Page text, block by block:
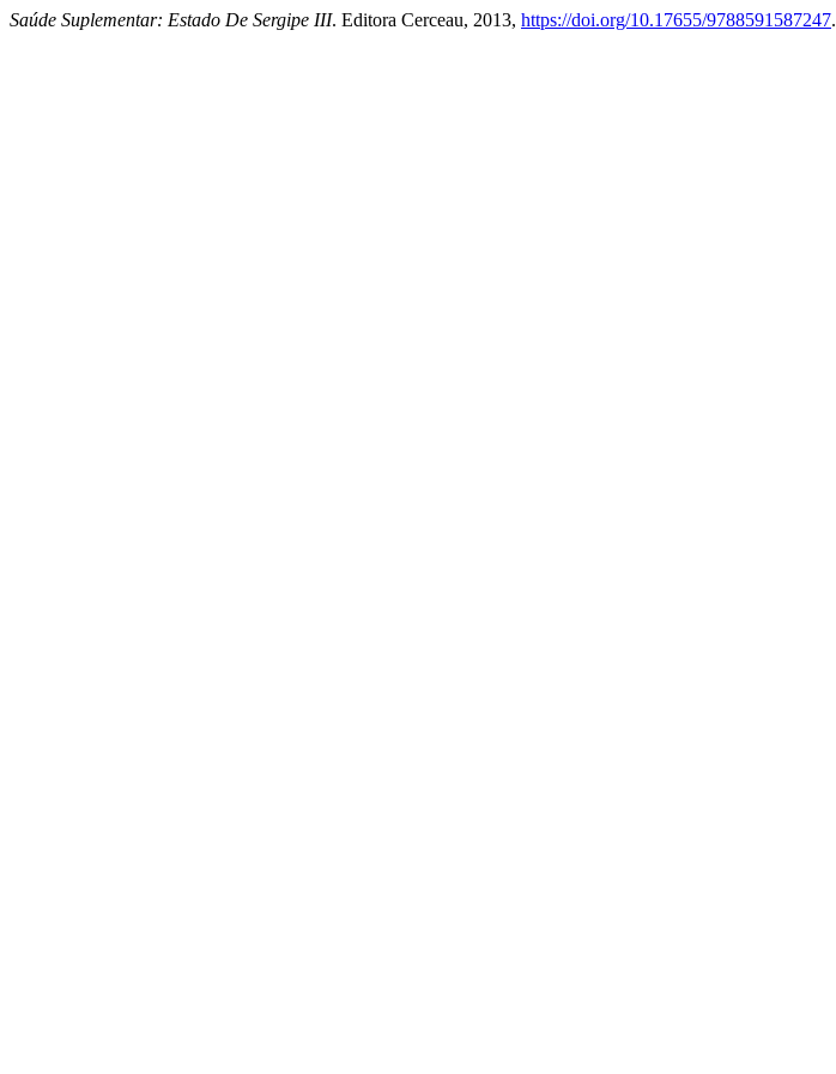
Saúde Suplementar: Estado De Sergipe III. Editora Cerceau, 2013, https://doi.org/10.17655/9788591587247.